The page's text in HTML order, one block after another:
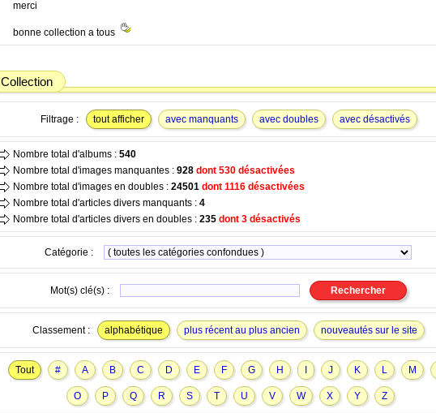
merci
bonne collection a tous
Collection
Filtrage : tout afficher avec manquants avec doubles avec désactivés
Nombre total d'albums : 540
Nombre total d'images manquantes : 928 dont 530 désactivées
Nombre total d'images en doubles : 24501 dont 1116 désactivées
Nombre total d'articles divers manquants : 4
Nombre total d'articles divers en doubles : 235 dont 3 désactivés
Catégorie :
Mot(s) clé(s) :
Classement : alphabétique plus récent au plus ancien nouveautés sur le site
Tout # A B C D E F G H J K L M
O P Q R S T U V W X Y Z